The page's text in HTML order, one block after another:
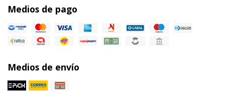
Medios de pago
Medios de envío